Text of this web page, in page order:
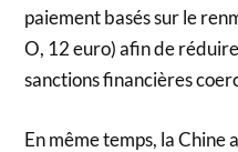
paiement basés sur le
O, 12 euro) afin de
sanctions financières
En même temps, la Chine